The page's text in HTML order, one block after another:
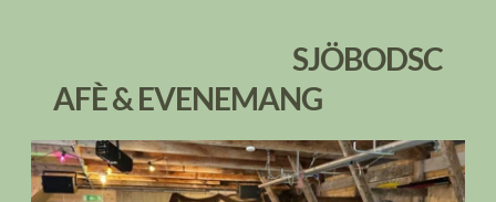
SJÖBODSC
AFÈ & EVENEMANG